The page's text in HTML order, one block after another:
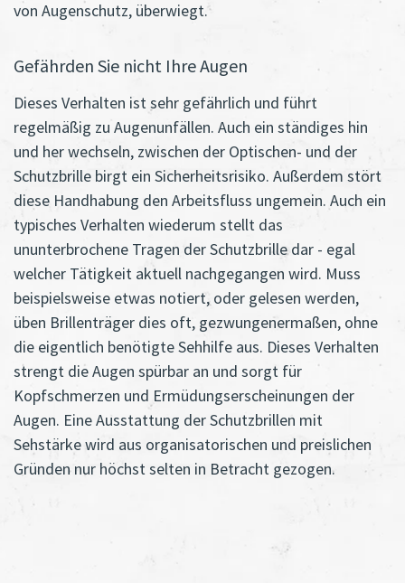
von Augenschutz, überwiegt.
Gefährden Sie nicht Ihre Augen
Dieses Verhalten ist sehr gefährlich und führt
regelmäßig zu Augenunfällen. Auch ein ständiges hin
und her wechseln, zwischen der Optischen- und der
Schutzbrille birgt ein Sicherheitsrisiko. Außerdem stört
diese Handhabung den Arbeitsfluss ungemein. Auch ein
typisches Verhalten wiederum stellt das
ununterbrochene Tragen der Schutzbrille dar - egal
welcher Tätigkeit aktuell nachgegangen wird. Muss
beispielsweise etwas notiert, oder gelesen werden,
üben Brillenträger dies oft, gezwungenermaßen, ohne
die eigentlich benötigte Sehhilfe aus. Dieses Verhalten
strengt die Augen spürbar an und sorgt für
Kopfschmerzen und Ermüdungserscheinungen der
Augen. Eine Ausstattung der Schutzbrillen mit
Sehstärke wird aus organisatorischen und preislichen
Gründen nur höchst selten in Betracht gezogen.